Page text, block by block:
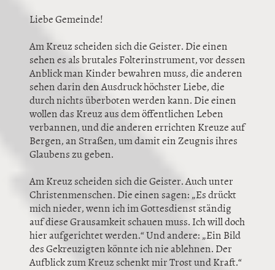
Liebe Gemeinde!
Am Kreuz scheiden sich die Geister. Die einen
sehen es als brutales Folterinstrument, vor dessen
Anblick man Kinder bewahren muss, die anderen
sehen darin den Ausdruck höchster Liebe, die
durch nichts überboten werden kann. Die einen
wollen das Kreuz aus dem öffentlichen Leben
verbannen, und die anderen errichten Kreuze auf
Bergen, an Straßen, um damit ein Zeugnis ihres
Glaubens zu geben.
Am Kreuz scheiden sich die Geister. Auch unter
Christenmenschen. Die einen sagen: „Es drückt
mich nieder, wenn ich im Gottesdienst ständig
auf diese Grausamkeit schauen muss. Ich will doch
hier aufgerichtet werden.“ Und andere: „Ein Bild
des Gekreuzigten könnte ich nie ablehnen. Der
Aufblick zum Kreuz schenkt mir Trost und Kraft.“